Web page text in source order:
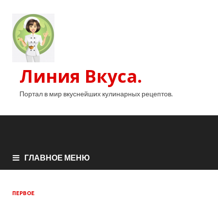
Линия Вкуса.
Портал в мир вкуснейших кулинарных рецептов.
ГЛАВНОЕ МЕНЮ
ПЕРВОЕ